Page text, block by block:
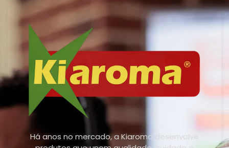
Há anos no mercado, a Kiaroma desenvolve